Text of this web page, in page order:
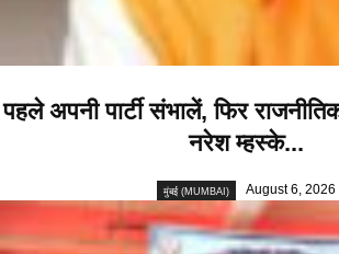
पहले अपनी पार्टी संभालें, फिर
नरेश म्हस्के...
मुंबई (MUMBAI) August 6, 2026